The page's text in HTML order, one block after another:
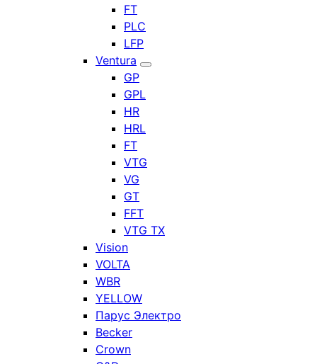
FT
PLC
LFP
Ventura
GP
GPL
HR
HRL
FT
VTG
VG
GT
FFT
VTG TX
Vision
VOLTA
WBR
YELLOW
Парус Электро
Becker
Crown